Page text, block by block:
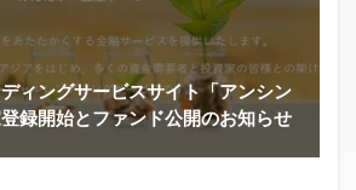
ィングサービスサイト「アンシン
録開始とファンド公開のお知らせ